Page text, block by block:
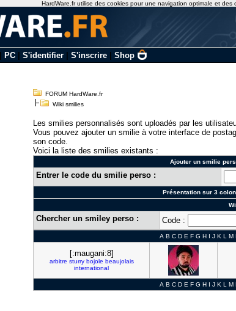
PC| S'identifier| S'inscrire| Shop
FORUM HardWare.fr
Wiki smilies
Les smilies personnalisés sont uploadés par les
Vous pouvez ajouter un smilie à votre interface de
son code.
Voici la liste des smilies existants :
Ajouter un smilie
Entrer le code du smilie perso :
Présentation sur 3
Chercher un smiley perso : Code :
A B C D E F G H I J K L M
[:maugani:8]
arbitre sturry bojole beaujolais
international
A B C D E F G H I J K L M
HardWare.fr utilise des cookies pour une navigation optimale et